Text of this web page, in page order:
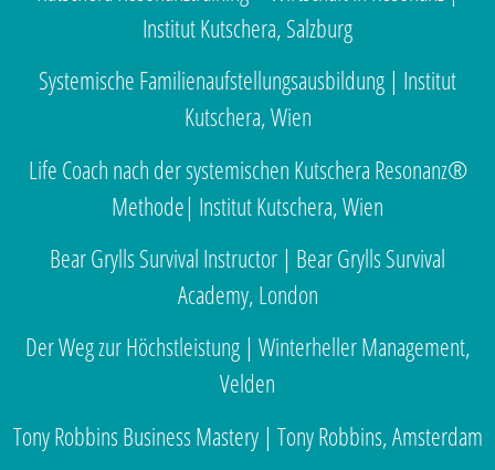
Institut Kutschera, Salzburg
Systemische Familienaufstellungsausbildung | Institut
Kutschera, Wien
Life Coach nach der systemischen Kutschera Resonanz®
Methode| Institut Kutschera, Wien
Bear Grylls Survival Instructor | Bear Grylls Survival
Academy, London
Der Weg zur Höchstleistung | Winterheller Management,
Velden
Tony Robbins Business Mastery | Tony Robbins, Amsterdam